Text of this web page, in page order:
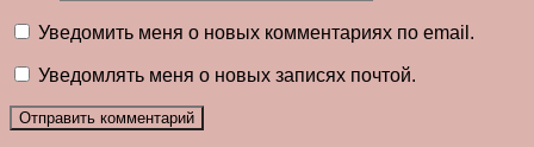
Уведомить меня о новых комментариях по email.
Уведомлять меня о новых записях почтой.